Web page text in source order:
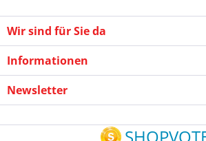
Wir sind für Sie da
Informationen
Newsletter